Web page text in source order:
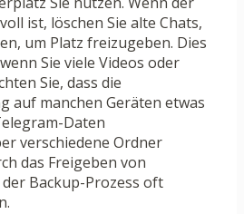
ist, löschen Sie alte Chats,
um Platz freizugeben. Dies
Sie viele Videos oder
Sie, dass die
auf manchen Geräten etwas
Daten
verschiedene Ordner
das Freigeben von
Backup-Prozess oft